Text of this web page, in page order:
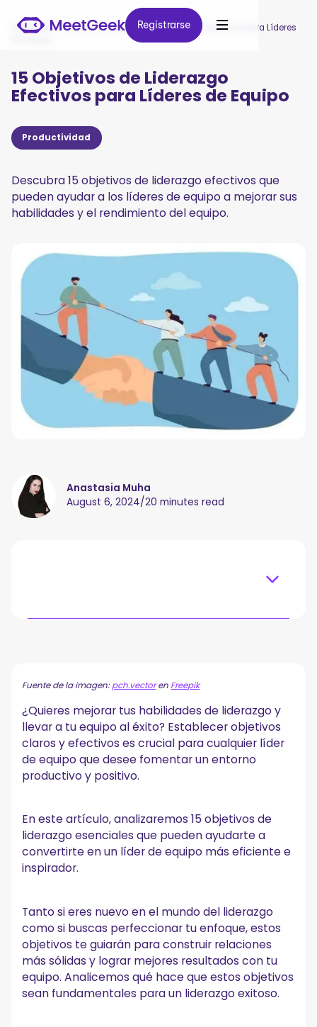
Registrarse
Registrarse
MeetGeek / Blog / 15 Objetivos de Liderazgo Efectivos para Líderes
15 Objetivos de Liderazgo
Efectivos para Líderes de Equipo
Productividad
Descubra 15 objetivos de liderazgo efectivos que
pueden ayudar a los líderes de equipo a mejorar sus
habilidades y el rendimiento del equipo.
Anastasia Muha
August 6, 2024/20 minutes read
1. Identifique las fortalezas y debilidades
3. Utilice el marco SMART
4. Prioriza los objetivos
5. Examine, evalúe y ajuste
15 objetivos de desarrollo de liderazgo personal
1. Desarrolle habilidades de escucha activa
3. Lidera de forma adaptativa en el cambio
4. Impulsar la inteligencia emocional
5. Fortalezca la confianza en sí mismo
6. Garantizar la transparencia
7. Proporcione comentarios específicos y constructivos
10. Optimice la gestión del tiempo
11. Delegue tareas de manera efectiva
12. Sé el estándar
13. Actúa como mentor y entrenador
14. Capacidades avanzadas de toma de decisiones
15. Reducir la microgestión
Fuente de la imagen:pch.vectoren Freepik
¿Quieres mejorar tus habilidades de liderazgo y
llevar a tu equipo al éxito? Establecer objetivos
claros y efectivos es crucial para cualquier líder
de equipo que desee fomentar un entorno
productivo y positivo.
En este artículo, analizaremos 15 objetivos de
liderazgo esenciales que pueden ayudarte a
convertirte en un líder de equipo más eficiente e
inspirador.
Tanto si eres nuevo en el mundo del liderazgo
como si buscas perfeccionar tu enfoque, estos
objetivos te guiarán para construir relaciones
más sólidas y lograr mejores resultados con tu
equipo. Analicemos qué hace que estos objetivos
sean fundamentales para un liderazgo exitoso.